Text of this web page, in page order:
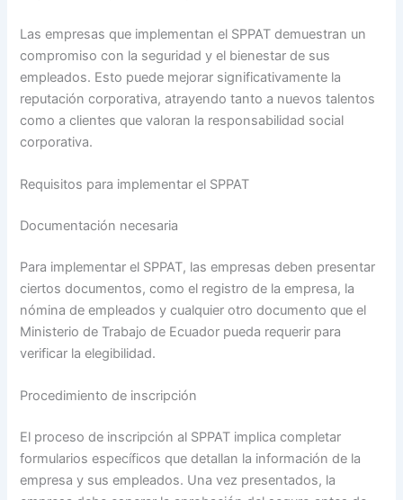
Las empresas que implementan el SPPAT demuestran un
compromiso con la seguridad y el bienestar de sus
empleados. Esto puede mejorar significativamente la
reputación corporativa, atrayendo tanto a nuevos talentos
como a clientes que valoran la responsabilidad social
corporativa.
Requisitos para implementar el SPPAT
Documentación necesaria
Para implementar el SPPAT, las empresas deben presentar
ciertos documentos, como el registro de la empresa, la
nómina de empleados y cualquier otro documento que el
Ministerio de Trabajo de Ecuador pueda requerir para
verificar la elegibilidad.
Procedimiento de inscripción
El proceso de inscripción al SPPAT implica completar
formularios específicos que detallan la información de la
empresa y sus empleados. Una vez presentados, la